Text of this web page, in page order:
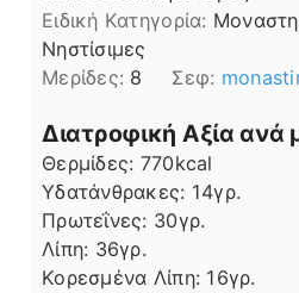
Ειδική Κατηγορία:
Νηστίσιμες
Μερίδες: 8 Σεφ:
Διατροφική Αξία ανά
Θερμίδες: 770kcal
Υδατάνθρακες: 14γρ.
Πρωτεΐνες: 30γρ.
Λίπη
Λίπη: 36γρ.
Κορεσμένα Λίπη: 16γρ.